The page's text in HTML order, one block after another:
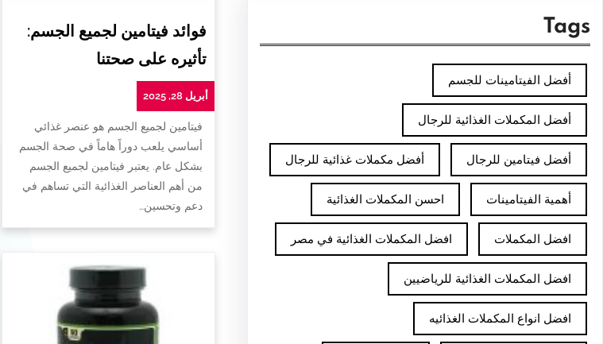
Tags
أفضل الفيتامينات للجسم
أفضل المكملات الغذائية للرجال
أفضل فيتامين للرجال أفضل مكملات غذائية للرجال
أهمية الفيتامينات احسن المكملات الغذائية
افضل المكملات افضل المكملات الغذائية في مصر
افضل المكملات الغذائية للرياضيين
افضل انواع المكملات الغذائيه
فوائد فيتامين لجميع الجسم:
تأثيره على صحتنا
أبريل 28, 2025
فيتامين لجميع الجسم هو عنصر غذائي
أساسي يلعب دوراً هاماً في صحة الجسم
بشكل عام. يعتبر فيتامين لجميع الجسم
من أهم العناصر الغذائية التي تساهم في
دعم وتحسين…